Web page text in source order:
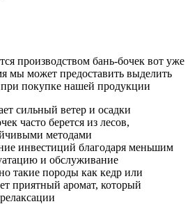
производством бань-бочек вот уже
мы может предоставить выделить
покупке нашей продукции
сильный ветер и осадки
часто берется из лесов,
методами
инвестиций благодаря меньшим
и обслуживание
такие породы как кедр или
приятный аромат, который